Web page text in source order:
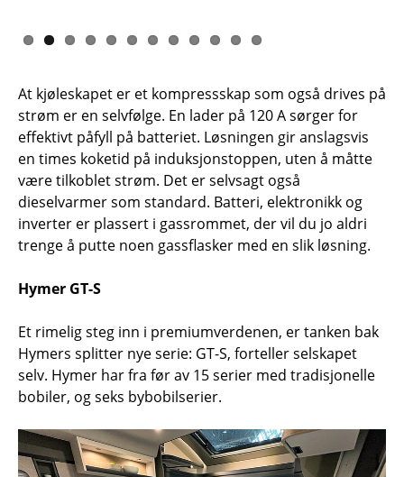
At kjøleskapet er et kompressskap som også drives på
strøm er en selvfølge. En lader på 120 A sørger for
effektivt påfyll på batteriet. Løsningen gir anslagsvis
en times koketid på induksjonstoppen, uten å måtte
være tilkoblet strøm. Det er selvsagt også
dieselvarmer som standard. Batteri, elektronikk og
inverter er plassert i gassrommet, der vil du jo aldri
trenge å putte noen gassflasker med en slik løsning.
Hymer GT-S
Et rimelig steg inn i premiumverdenen, er tanken bak
Hymers splitter nye serie: GT-S, forteller selskapet
selv. Hymer har fra før av 15 serier med tradisjonelle
bobiler, og seks bybobilserier.